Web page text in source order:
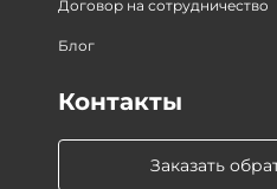
Договор на сотрудничество
Блог
Заказать
Контакты